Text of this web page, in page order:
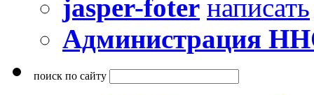
jasper-foter написать
Администрация
поиск по сайту